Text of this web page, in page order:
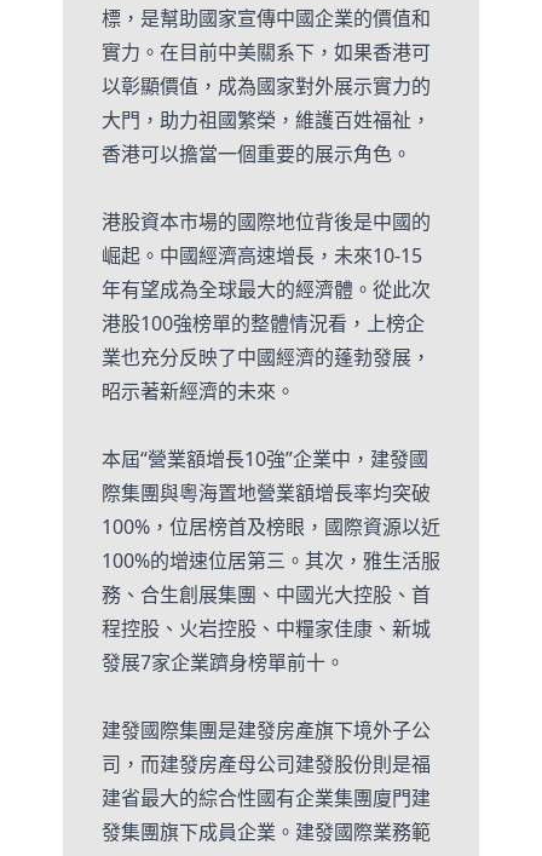
標，是幫助國家宣傳中國企業的價值和
實力。在目前中美關系下，如果香港可
以彰顯價值，成為國家對外展示實力的
大門，助力祖國繁榮，維護百姓福祉，
香港可以擔當一個重要的展示角色。
港股資本市場的國際地位背後是中國的
崛起。中國經濟高速增長，未來10-15
年有望成為全球最大的經濟體。從此次
港股100強榜單的整體情況看，上榜企
業也充分反映了中國經濟的蓬勃發展，
昭示著新經濟的未來。
本屆“營業額增長10強”企業中，建發國
際集團與粵海置地營業額增長率均突破
100%，位居榜首及榜眼，國際資源以近
100%的增速位居第三。其次，雅生活服
務、合生創展集團、中國光大控股、首
程控股、火岩控股、中糧家佳康、新城
發展7家企業躋身榜單前十。
建發國際集團是建發房產旗下境外子公
司，而建發房產母公司建發股份則是福
建省最大的綜合性國有企業集團廈門建
發集團旗下成員企業。建發國際業務範